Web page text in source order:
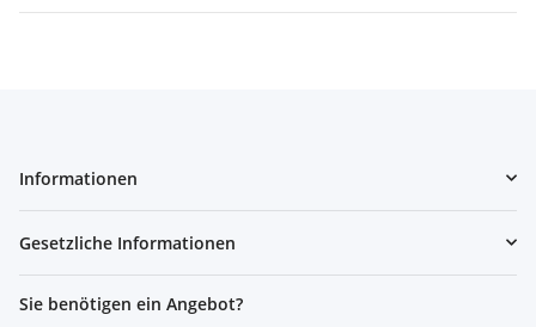
Informationen
Gesetzliche Informationen
Sie benötigen ein Angebot?